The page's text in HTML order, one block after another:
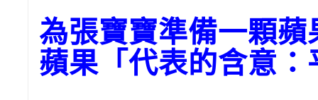
為張寶寶準備一顆
蘋果「代表的含意：